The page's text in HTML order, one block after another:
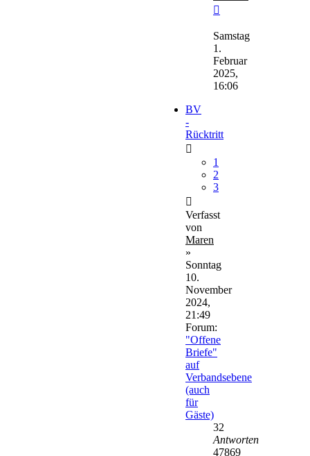
Beitrag
Samstag
1.
Februar
2025,
16:06
BV
-
Rücktritt
1
2
3
Verfasst
von
Maren
»
Sonntag
10.
November
2024,
21:49
Forum:
"Offene
Briefe"
auf
Verbandsebene
(auch
für
Gäste)
32
Antworten
47869